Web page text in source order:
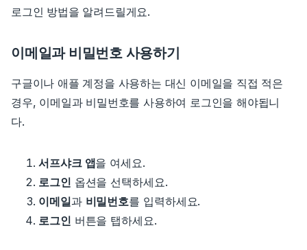
로그인 방법을 알려드릴게요.
이메일과 비밀번호 사용하기
구글이나 애플 계정을 사용하는 대신 이메일을 직접 적은
경우, 이메일과 비밀번호를 사용하여 로그인을 해야됩니
다.
서프샤크 앱을 여세요.
로그인 옵션을 선택하세요.
이메일과 비밀번호를 입력하세요.
로그인 버튼을 탭하세요.